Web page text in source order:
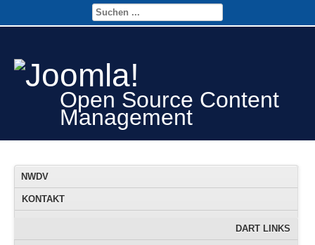
Open Source Content
Management
NWDV
JUGEND
KONTAKT
FTS-TERMINE
DART LINKS